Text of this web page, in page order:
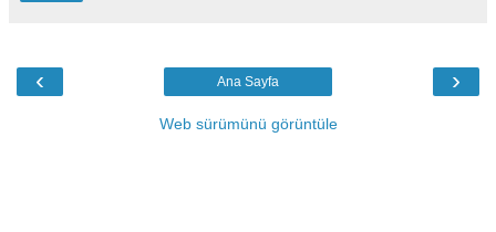
‹ ›
Ana Sayfa
Web sürümünü görüntüle